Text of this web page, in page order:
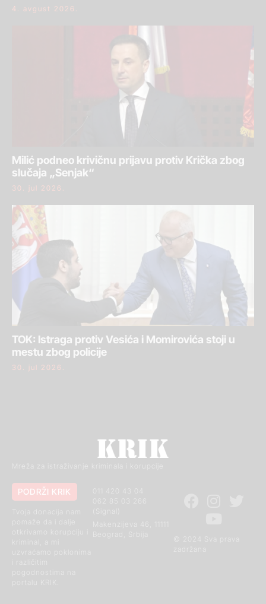
4. avgust 2026.
Milić podneo krivičnu prijavu protiv Krička zbog
slučaja „Senjak“
30. jul 2026.
TOK: Istraga protiv Vesića i Momirovića stoji u
mestu zbog policije
30. jul 2026.
Mreža za istraživanje kriminala i korupcije
© 2024 Sva prava
011 420 43 04
Makenzijeva 46, 11111
PODRŽI KRIK
otkrivamo korupciju i
kriminal, a mi
uzvraćamo poklonima
i različitim
pogodnostima na
portalu KRIK.